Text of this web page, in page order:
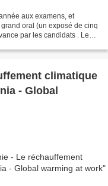
aux examens, et
oral (un exposé de cinq
par les candidats . Le
climatique
- Global